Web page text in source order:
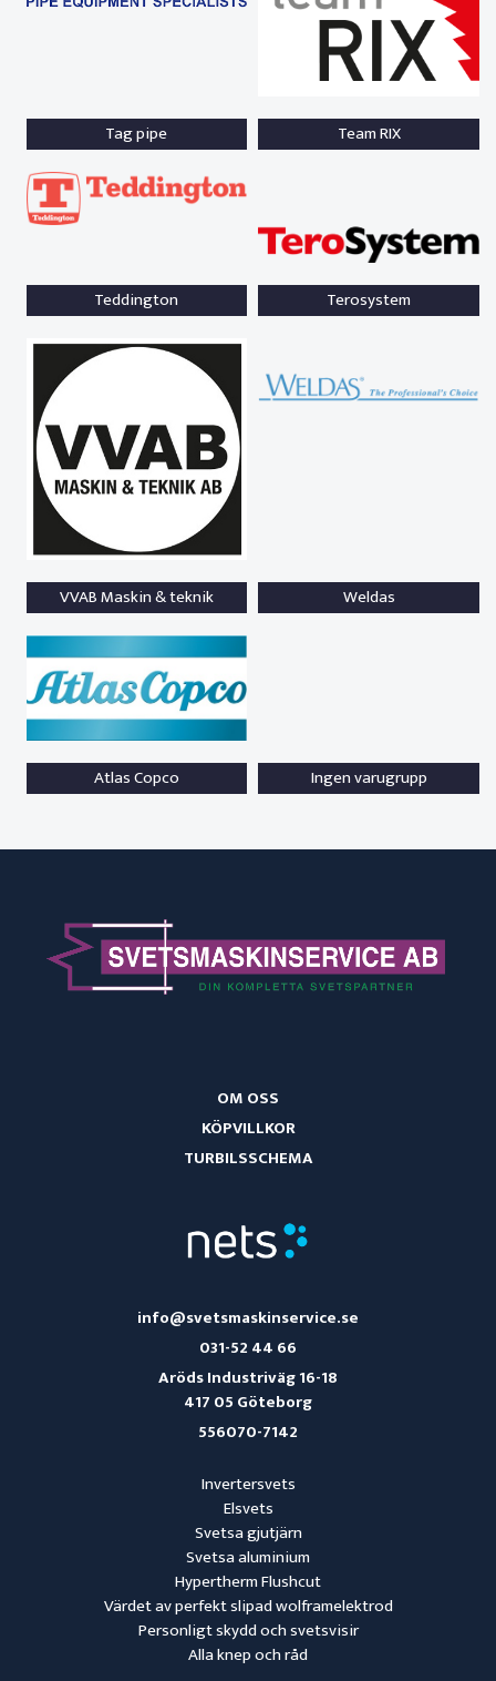
Tag pipe Team RIX
Teddington Terosystem
VVAB Maskin & teknik Weldas
Atlas Copco Ingen varugrupp
Invertersvets
Elsvets
Svetsa gjutjärn
Svetsa aluminium
Hypertherm Flushcut
Värdet av perfekt slipad wolframelektrod
Personligt skydd och svetsvisir
Alla knep och råd
info@svetsmaskinservice.se
031-52 44 66
Aröds Industriväg 16-18
417 05 Göteborg
556070-7142
OM OSS
KÖPVILLKOR
TURBILSSCHEMA